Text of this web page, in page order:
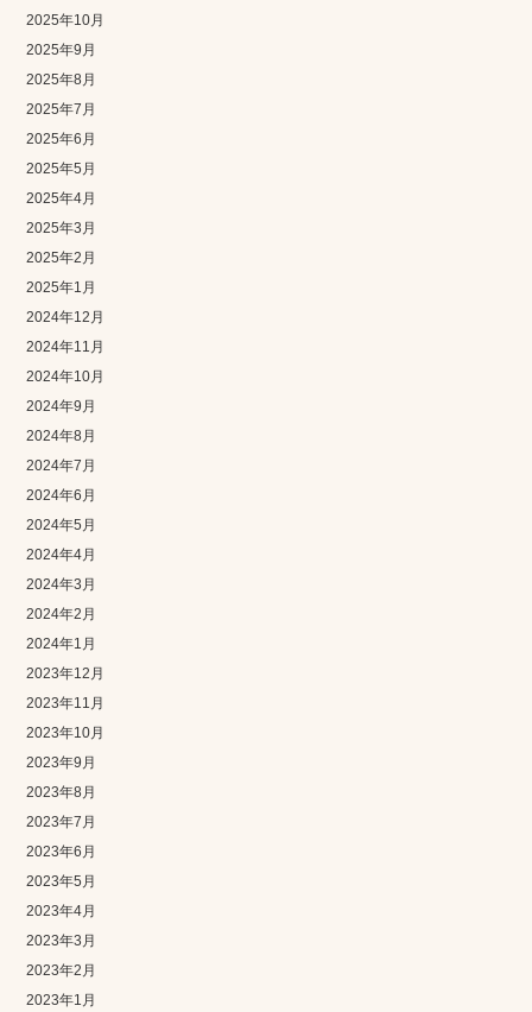
2025年10月
2025年9月
2025年8月
2025年7月
2025年6月
2025年5月
2025年4月
2025年3月
2025年2月
2025年1月
2024年12月
2024年11月
2024年10月
2024年9月
2024年8月
2024年7月
2024年6月
2024年5月
2024年4月
2024年3月
2024年2月
2024年1月
2023年12月
2023年11月
2023年10月
2023年9月
2023年8月
2023年7月
2023年6月
2023年5月
2023年4月
2023年3月
2023年2月
2023年1月